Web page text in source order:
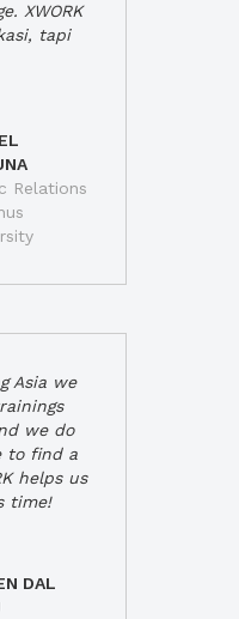
XWORK
tapi
Relations
Asia we
we do
to find a
helps us
time!
DAL